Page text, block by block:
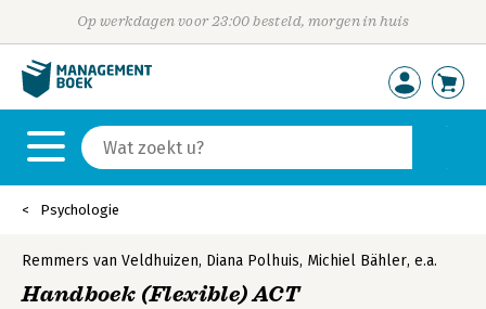
Op werkdagen voor 23:00 besteld, morgen in huis
Psychologie
Remmers van Veldhuizen, Diana Polhuis, Michiel Bähler, e.a.
Handboek (Flexible) ACT